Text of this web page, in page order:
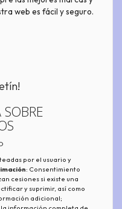
web es fácil y seguro.
por el usuario y
: Consentimiento
cesiones si existe una
y suprimir, así como
adicional;